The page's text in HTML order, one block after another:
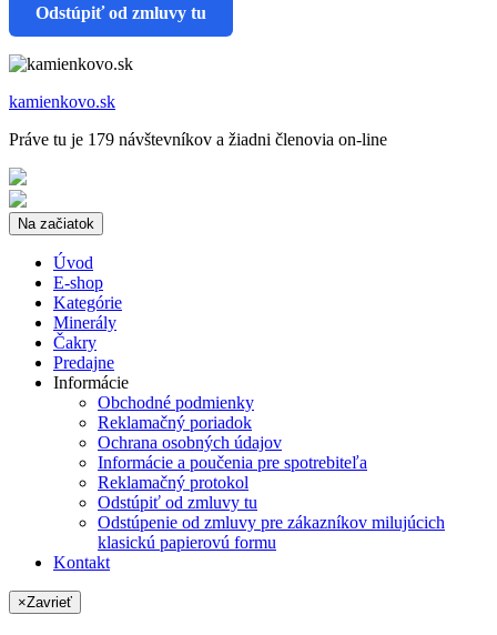
Odstúpiť od zmluvy tu
kamienkovo.sk
Práve tu je 179 návštevníkov a žiadni členovia on-line
Na začiatok
Úvod
E-shop
Kategórie
Minerály
Čakry
Predajne
Informácie
Obchodné podmienky
Reklamačný poriadok
Ochrana osobných údajov
Informácie a poučenia pre spotrebiteľa
Reklamačný protokol
Odstúpiť od zmluvy tu
Odstúpenie od zmluvy pre zákazníkov milujúcich
klasickú papierovú formu
Kontakt
×Zavrieť